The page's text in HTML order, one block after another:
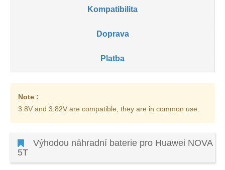
Kompatibilita
Doprava
Platba
Note :
3.8V and 3.82V are compatible, they are in common use.
Výhodou náhradní baterie pro Huawei NOVA
5T